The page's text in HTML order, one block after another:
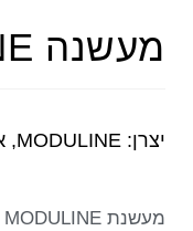
מעשנה MODULINE
יצרן: MODULINE, איטליה